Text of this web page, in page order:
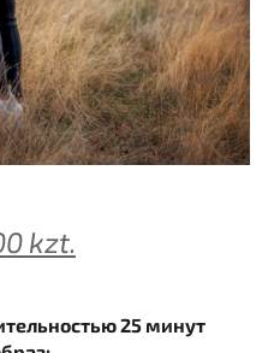
kzt.
25 минут